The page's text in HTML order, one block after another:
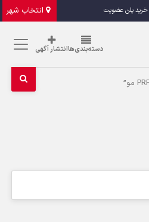
انتخاب شهر خرید پلن عضویت
دسته‌بندی‌هاانتشار آگهی